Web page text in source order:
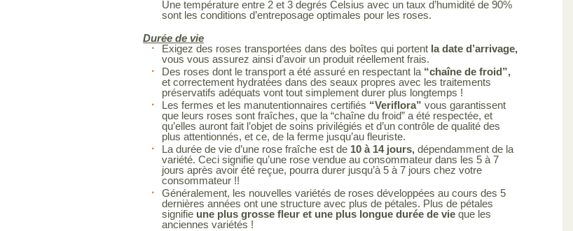
Une température entre 2 et 3 degrés Celsius avec un taux d’humidité de 90%
sont les conditions d’entreposage optimales pour les roses.
Durée de vie
Exigez des roses transportées dans des boîtes qui portent la date d’arrivage,
vous vous assurez ainsi d’avoir un produit réellement frais.
Des roses dont le transport a été assuré en respectant la “chaîne de froid”,
et correctement hydratées dans des seaux propres avec les traitements
préservatifs adéquats vont tout simplement durer plus longtemps !
Les fermes et les manutentionnaires certifiés “Veriflora” vous garantissent
que leurs roses sont fraîches, que la “chaîne du froid” a été respectée, et
qu’elles auront fait l’objet de soins privilégiés et d’un contrôle de qualité des
plus attentionnés, et ce, de la ferme jusqu’au fleuriste.
La durée de vie d’une rose fraîche est de 10 à 14 jours, dépendamment de la
variété. Ceci signifie qu’une rose vendue au consommateur dans les 5 à 7
jours après avoir été reçue, pourra durer jusqu’à 5 à 7 jours chez votre
consommateur !!
Généralement, les nouvelles variétés de roses développées au cours des 5
dernières années ont une structure avec plus de pétales. Plus de pétales
signifie une plus grosse fleur et une plus longue durée de vie que les
anciennes variétés !